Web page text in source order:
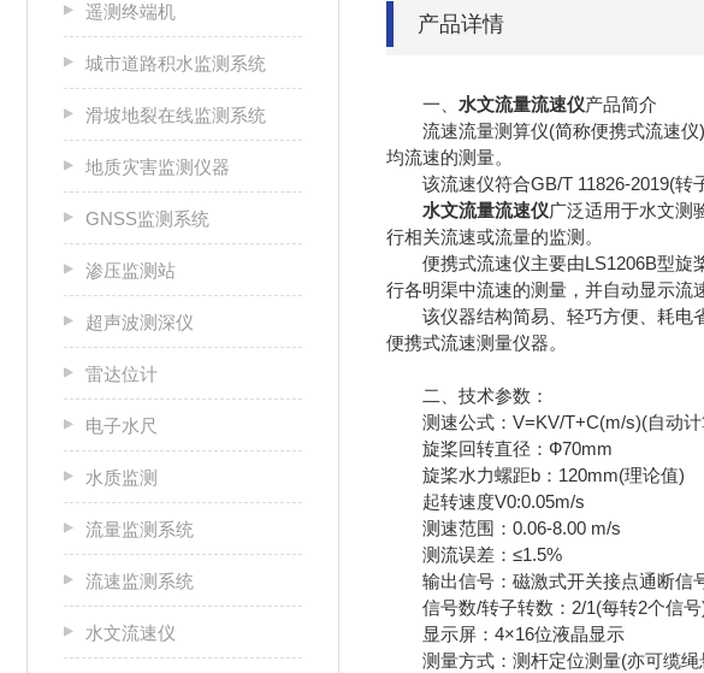
遥测终端机
城市道路积水监测系统
滑坡地裂在线监测系统
地质灾害监测仪器
GNSS监测系统
渗压监测站
超声波测深仪
雷达位计
电子水尺
水质监测
流量监测系统
流速监测系统
水文流速仪
产品详情
一、 水文流量流速仪产品简介
流速流量测算仪(简称便携式流速仪)
均流速的测量。
该流速仪符合GB/T 11826-2019(转
水文流量流速仪广泛适用于水文测
行相关流速或流量的监测。
便携式流速仪主要由LS1206B型旋
行各明渠中流速的测量，并自动显示流
该仪器结构简易、轻巧方便、耗电省
便携式流速测量仪器。
二、技术参数：
测速公式：V=KV/T+C(m/s)(自动计
旋桨回转直径：Ф70mm
旋桨水力螺距b：120mm(理论值)
起转速度V0:0.05m/s
测速范围：0.06-8.00 m/s
测流误差：≤1.5%
输出信号：磁激式开关接点通断信
信号数/转子转数：2/1(每转2个信号
显示屏：4×16位液晶显示
测量方式：测杆定位测量(亦可缆绳